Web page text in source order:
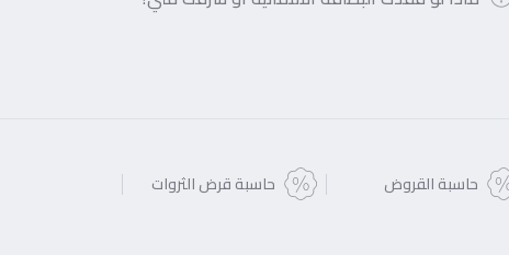
حاسبة القروض
حاسبة قرض الثروات